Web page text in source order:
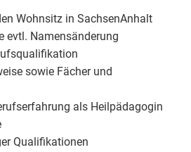
Wohnsitz in SachsenAnhalt
evtl. Namensänderung
sowie Fächer und
als Heilpädagogin
Qualifikationen